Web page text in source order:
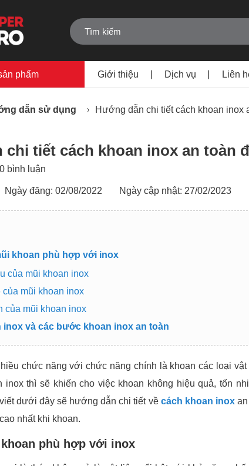
phẩm Giới thiệu Dịch vụ Liên
dẫn sử dụng Hướng dẫn chi tiết cách khoan inox
chi tiết cách khoan inox an toàn
0 bình luận
Ngày đăng: 02/08/2022 Ngày cập nhật: 27/02/2023
khoan phù hợp với inox
của mũi khoan inox
của mũi khoan inox
của mũi khoan inox
inox và các bước khoan inox an toàn
chức năng với chức năng chính là khoan các loại
inox thì sẽ khiến cho việc khoan không hiệu quả, tốn
dưới đây sẽ hướng dẫn chi tiết về cách khoan inox
nhất khi khoan.
phù hợp với inox